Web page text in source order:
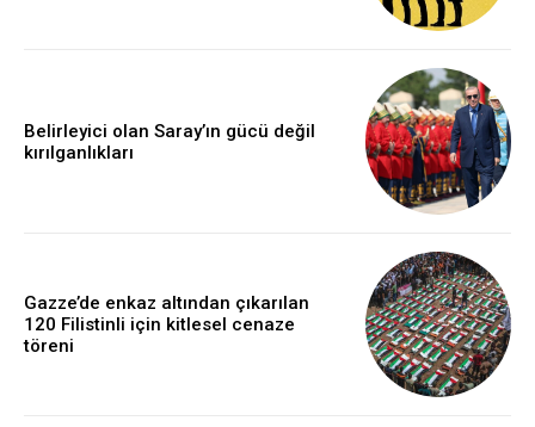
Belirleyici olan Saray’ın gücü değil
kırılganlıkları
Gazze’de enkaz altından çıkarılan
120 Filistinli için kitlesel cenaze
töreni